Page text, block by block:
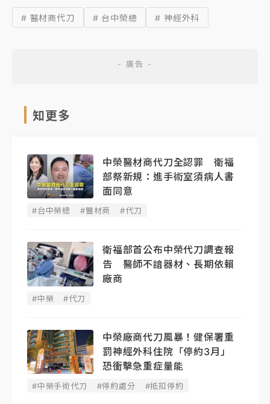
# 醫材商代刀 # 台中榮總 # 神經外科
知更多
中榮醫材商代刀全認罪 衛福
部祭新規：進手術室須病人書
面同意
#台中榮總 #醫材商 #代刀
衛福部首公布中榮代刀調查報
告 醫師不諳器材、長期依賴
廠商
#中榮 #代刀
中榮廠商代刀風暴！健保署重
罰神經外科住院「停約3月」
恐衝擊急重症量能
#中榮手術代刀 #停約處分 #抵扣停約